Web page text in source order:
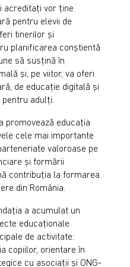
acreditaţi vor ţine
pentru elevii de
tinerilor şi
planificarea conştientă
să susţină în
şi, pe viitor, va oferi
de educaţie digitală şi
adulţi.
promovează educaţia
cele mai importante
valoroase pe
şi formării
contribuţia la formarea
din România.
a acumulat un
educaţionale
de activitate:
copiilor, orientare în
cu asociaţii şi ONG-